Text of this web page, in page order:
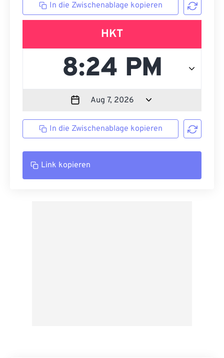
In die Zwischenablage kopieren
HKT
In die Zwischenablage kopieren
Link kopieren